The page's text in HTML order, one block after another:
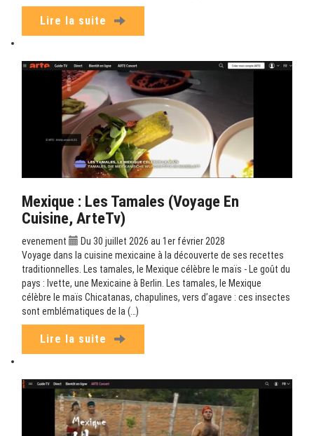
Lire la suite
Mexique : Les Tamales (Voyage En
Cuisine, ArteTv)
evenement
Du 30 juillet 2026 au 1er février 2028
Voyage dans la cuisine mexicaine à la découverte de ses recettes
traditionnelles. Les tamales, le Mexique célèbre le maïs - Le goût du
pays : Ivette, une Mexicaine à Berlin. Les tamales, le Mexique
célèbre le maïs Chicatanas, chapulines, vers d’agave : ces insectes
sont emblématiques de la (…)
Lire la suite